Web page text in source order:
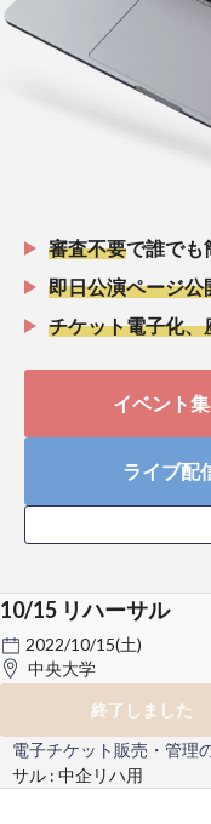
審査不要で誰でも
即日公演ページ公
チケット電子化、
イベント
ライブ配
10/15 リハーサル
2022/10/15(土)
中央大学
終了しました
電子チケット販売・管理
サル : 中企リハ用